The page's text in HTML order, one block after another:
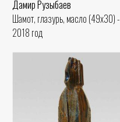
Дамир Рузыбаев
Шамот, глазурь, масло (49x30) -
2018 год